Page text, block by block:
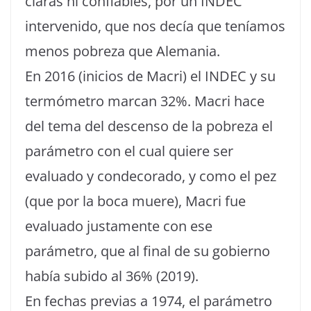
intervenido, que nos decía que teníamos
menos pobreza que Alemania.
En 2016 (inicios de Macri) el INDEC y su
termómetro marcan 32%. Macri hace
del tema del descenso de la pobreza el
parámetro con el cual quiere ser
evaluado y condecorado, y como el pez
(que por la boca muere), Macri fue
evaluado justamente con ese
parámetro, que al final de su gobierno
había subido al 36% (2019).
En fechas previas a 1974, el parámetro